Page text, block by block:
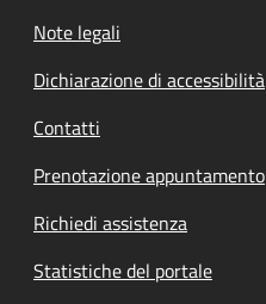
Note legali
Dichiarazione di accessibilità
Contatti
Prenotazione appuntamento
Richiedi assistenza
Statistiche del portale